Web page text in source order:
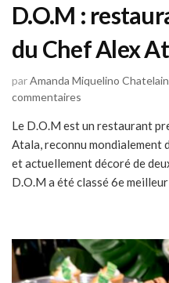
D.O.M :
du Chef Alex
parAmanda Miquelino Chatelain
commentaires
:
restaurant
deux
étoiles
Atala
Le D.O.M est un restaurant
Atala, reconnu mondialement
et actuellement décoré de
D.O.M a été classé 6e